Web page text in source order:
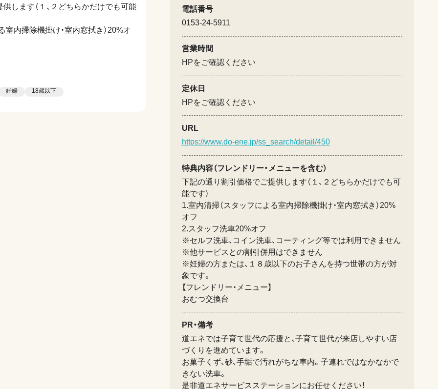
します（１、２どちらかだけでも可能
室内掃除機掛け・室内窓拭き）20%オ
妊婦 18歳以下
電話番号
0153-24-5911
営業時間
HPをご確認ください
定休日
HPをご確認ください
URL
https://www.do-ene.jp/ss_search/detail/450
特典内容（フレンドリー・メニューを含む）
下記の通り割引価格でご提供します（１、２どちらかだけでも可
能です）
1.室内清掃（スタッフによる室内掃除機掛け・室内窓拭き）20%
オフ
2.スタッフ洗車20%オフ
※セルフ洗車、コイン洗車、コーティング等では利用できません
※他サービスとの割引併用はできません
※妊婦の方または、１８歳以下のお子さんを持つ世帯の方が対
象です。
【フレンドリー・メニュー】
おむつ交換台
PR・備考
道エネでは子育て世代の応援と、子育て世代が来店しやすい店
づくりを進めています。
お菓子くず、砂、手垢で汚れがちな車内。子連れではなかなかで
きない洗車。
是非道エネサービスステーションにお任せください！